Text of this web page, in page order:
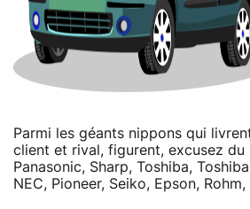
Parmi les géants nippons qui
client et rival, figurent, excusez du
Panasonic, Sharp, Toshiba,
NEC, Pioneer, Seiko, Epson, Rohm,